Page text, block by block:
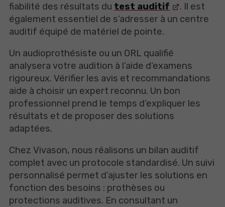
fiabilité des résultats du test auditif
. Il est
également essentiel de s’adresser à un centre
auditif équipé de matériel de pointe.
Un audioprothésiste ou un ORL qualifié
analysera votre audition à l’aide d’examens
rigoureux. Vérifier les avis et recommandations
aide à choisir un expert reconnu. Un bon
professionnel prend le temps d’expliquer les
résultats et de proposer des solutions
adaptées.
Chez Vivason, nous réalisons un bilan auditif
complet avec un protocole standardisé. Un suivi
personnalisé permet d’ajuster les solutions en
fonction des besoins : prothèses ou
protections auditives. En consultant un